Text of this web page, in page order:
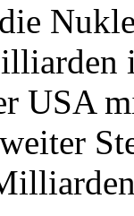
USA